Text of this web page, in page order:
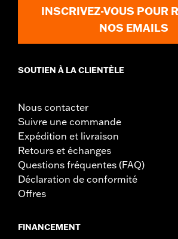
INSCRIVEZ-VOUS POUR
NOS EMAILS
SOUTIEN À LA CLIENTÈLE
Nous contacter
Suivre une commande
Expédition et livraison
Retours et échanges
Questions fréquentes (FAQ)
Déclaration de conformité
Offres
FINANCEMENT